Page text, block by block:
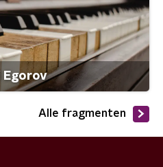
Egorov
Alle fragmenten